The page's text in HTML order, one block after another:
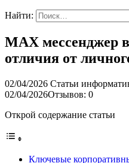
Найти:
MAX мессенджер
отличия от
02/04/2026 Статьи
02/04/2026Отзывов: 0
Открой содержание статьи
Ключевые